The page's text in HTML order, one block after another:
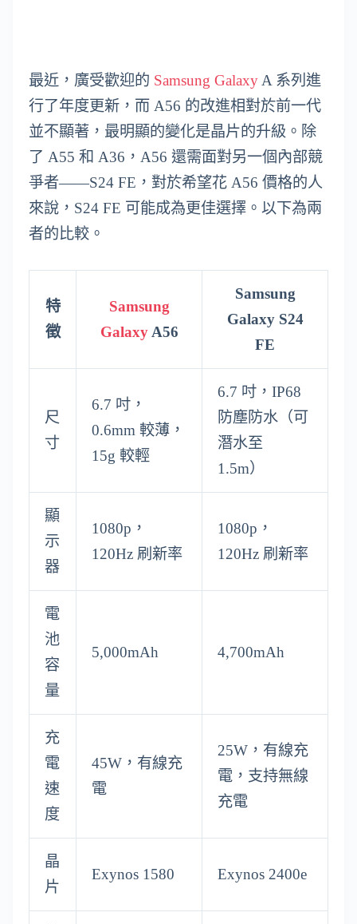
最近，廣受歡迎的 Samsung Galaxy A 系列進
行了年度更新，而 A56 的改進相對於前一代
並不顯著，最明顯的變化是晶片的升級。除
了 A55 和 A36，A56 還需面對另一個內部競
爭者——S24 FE，對於希望花 A56 價格的人
來說，S24 FE 可能成為更佳選擇。以下為兩
者的比較。
特
徵
Samsung
GalaxyA56
Samsung
Galaxy S24
FE
尺
寸
6.7 吋，
0.6mm 較薄，
15g 較輕
6.7 吋，IP68
防塵防水（可
潛水至
1.5m）
顯
示
器
1080p，
120Hz 刷新率
1080p，
120Hz 刷新率
電
池
容
量
5,000mAh 4,700mAh
充
電
速
度
45W，有線充
電
25W，有線充
電，支持無線
充電
晶
片
Exynos 1580 Exynos 2400e